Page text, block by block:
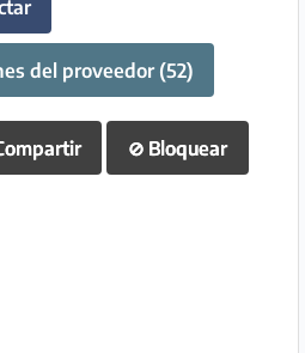
del proveedor (52)
⊘ Bloquear